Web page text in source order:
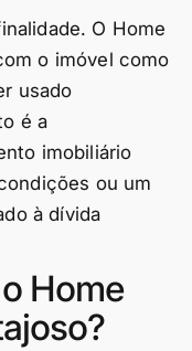
O Home
o imóvel como
usado
é a
imobiliário
ou um
à dívida
Home